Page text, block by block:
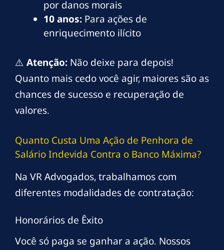
por danos morais
10 anos: Para ações de
enriquecimento ilícito
⚠️ Atenção: Não deixe para depois!
Quanto mais cedo você agir, maiores são as
chances de sucesso e recuperação de
valores.
Quanto Custa Uma Ação de Penhora de
Salário Indevida Contra o Banco Máxima?
Na VR Advogados, trabalhamos com
diferentes modalidades de contratação:
Honorários de Êxito
Você só paga se ganhar a ação. Nossos